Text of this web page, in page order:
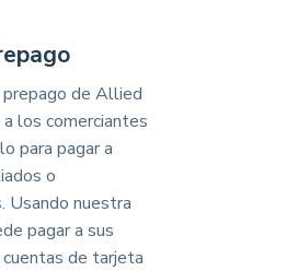
de Allied
los comerciantes
para pagar a
o
Usando nuestra
pagar a sus
cuentas de tarjeta